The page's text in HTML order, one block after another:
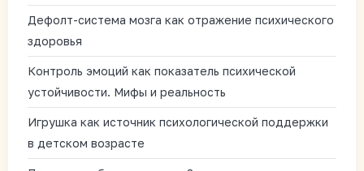
Дефолт-система мозга как отражение психического
здоровья
Контроль эмоций как показатель психической
устойчивости. Мифы и реальность
Игрушка как источник психологической поддержки
в детском возрасте